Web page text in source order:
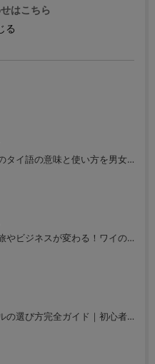
コップンカーのタイ語の意味と使い方を男女別の違いや発音のコツで楽しく解説！
タイ語挨拶で旅やビジネスが変わる！ワイの正しいやり方と男女別語尾まで完全ガイド
タイ語スクールの選び方完全ガイド｜初心者でも続く学習法とオンライン比較のポイント